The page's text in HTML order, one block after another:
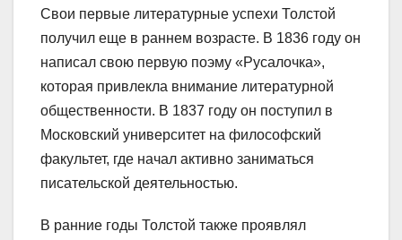
Свои первые литературные успехи Толстой
получил еще в раннем возрасте. В 1836 году он
написал свою первую поэму «Русалочка»,
которая привлекла внимание литературной
общественности. В 1837 году он поступил в
Московский университет на философский
факультет, где начал активно заниматься
писательской деятельностью.
В ранние годы Толстой также проявлял